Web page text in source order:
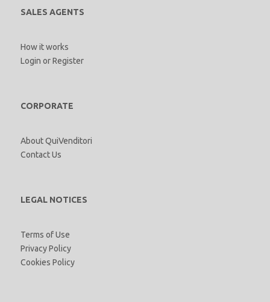
SALES AGENTS
How it works
Login orRegister
CORPORATE
About QuiVenditori
Contact Us
LEGAL NOTICES
Terms of Use
Privacy Policy
Cookies Policy